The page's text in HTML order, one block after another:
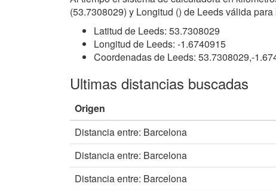
(53.7308029) y Longitud () de Leeds válida
Latitud de Leeds: 53.7308029
Longitud de Leeds: -1.6740915
Coordenadas de Leeds: 53.7308029,-
Ultimas distancias buscadas
Origen
Distancia entre: Barcelona
Distancia entre: Barcelona
Distancia entre: Barcelona